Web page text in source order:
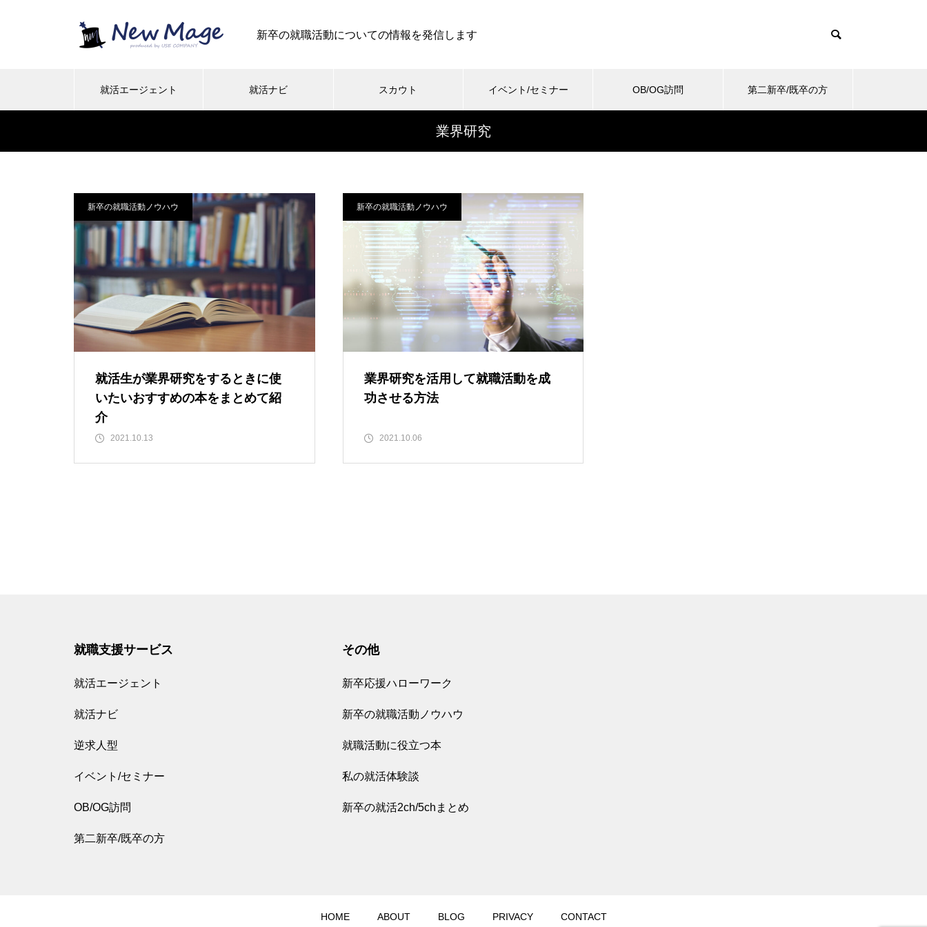
新卒の就職活動についての情報を発信します
就活エージェント 就活ナビ スカウト イベント/セミナー OB/OG訪問 第二新卒/既卒の方
業界研究
新卒の就職活動ノウハウ
就活生が業界研究をするときに使
いたいおすすめの本をまとめて紹
介
2021.10.13
新卒の就職活動ノウハウ
業界研究を活用して就職活動を成
功させる方法
2021.10.06
就職支援サービス
就活エージェント
就活ナビ
逆求人型
イベント/セミナー
OB/OG訪問
第二新卒/既卒の方
その他
新卒応援ハローワーク
新卒の就職活動ノウハウ
就職活動に役立つ本
私の就活体験談
新卒の就活2ch/5chまとめ
HOME ABOUT BLOG PRIVACY CONTACT